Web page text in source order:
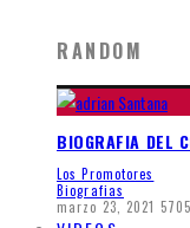
RANDOM
BIOGRAFIA DEL
Los Promotores
Biografias
marzo 23, 2021 5705